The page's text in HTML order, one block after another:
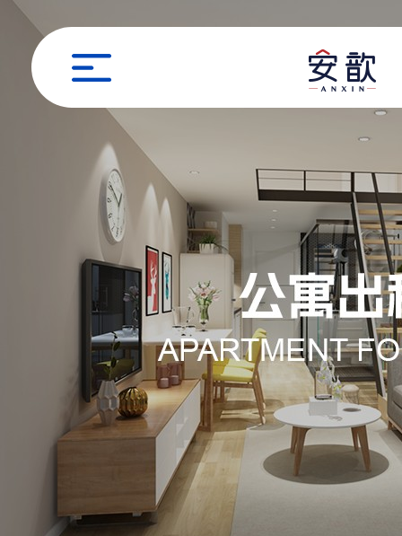
职位申请
姓名
手机
公司